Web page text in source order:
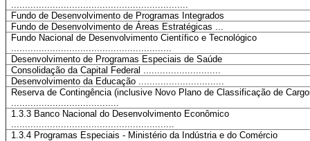
Fundo de Desenvolvimento de Programas Integrados
Fundo de Desenvolvimento de Áreas Estratégicas ...
Fundo Nacional de Desenvolvimento Científico e Tecnológico
Desenvolvimento de Programas Especiais de Saúde
Consolidação da Capital Federal ............................
Desenvolvimento da Educação ...............................
Reserva de Contingência (inclusive Novo Plano de Classificação de
1.3.3 Banco Nacional do Desenvolvimento Econômico
1.3.4 Programas Especiais - Ministério da Indústria e do Comércio